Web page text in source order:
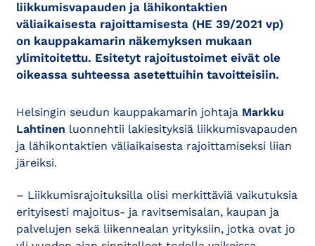
liikkumisvapauden ja lähikontaktien
väliaikaisesta rajoittamisesta (HE 39/2021 vp)
on kauppakamarin näkemyksen mukaan
ylimitoitettu. Esitetyt rajoitustoimet eivät ole
oikeassa suhteessa asetettuihin tavoitteisiin.
Helsingin seudun kauppakamarin johtaja Markku
Lahtinen luonnehtii lakiesityksiä liikkumisvapauden
ja lähikontaktien väliaikaisesta rajoittamiseksi liian
järeiksi.
– Liikkumisrajoituksilla olisi merkittäviä vaikutuksia
erityisesti majoitus- ja ravitsemisalan, kaupan ja
palvelujen sekä liikennealan yrityksiin, jotka ovat jo